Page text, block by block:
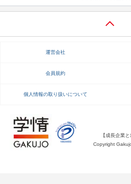
就活ニュースペーパー
運営会社
会員規約
個人情報の取り扱いについて
【成長企業
Copyright